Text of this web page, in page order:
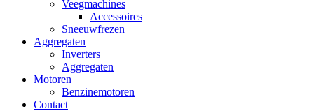
Veegmachines
Accessoires
Sneeuwfrezen
Aggregaten
Inverters
Aggregaten
Motoren
Benzinemotoren
Contact